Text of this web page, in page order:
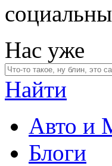
Нас уже
Найти
Авто и
Блоги